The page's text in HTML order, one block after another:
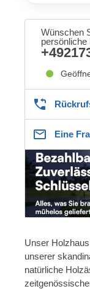
Wünschen
persönliche
Eine
Unser
unserer
natürliche